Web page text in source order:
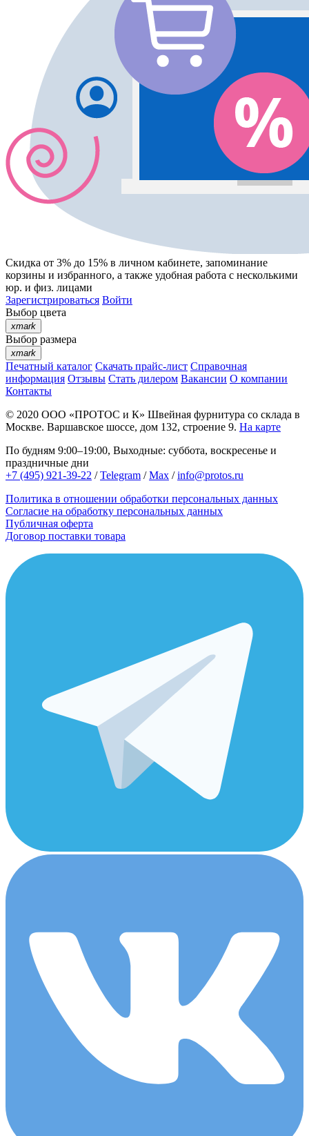
Скидка от 3% до 15% в личном кабинете, запоминание
корзины и избранного, а также удобная работа с несколькими
юр. и физ. лицами
Зарегистрироваться Войти
Выбор цвета
xmark
Выбор размера
xmark
Печатный каталог Скачать прайс-лист Справочная
информация Отзывы Стать дилером Вакансии О компании
Контакты
© 2020 ООО «ПРОТОС и К» Швейная фурнитура со склада в
Москве. Варшавское шоссе, дом 132, строение 9. На карте
По будням 9:00–19:00, Выходные: суббота, воскресенье и
праздничные дни
+7 (495) 921-39-22 /Telegram /Max /info@protos.ru
Политика в отношении обработки персональных данных
Согласие на обработку персональных данных
Публичная оферта
Договор поставки товара